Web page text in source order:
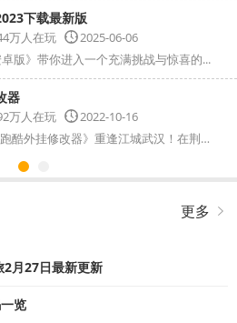
下载最新版
万人在玩
2025-06-06
卓版》带你进入一个充满挑战与惊喜的...
器
万人在玩
2022-10-16
游戏简介：《地铁跑酷外挂修改器》重逢江城武汉！在荆楚大...
更多
月27日最新更新
览